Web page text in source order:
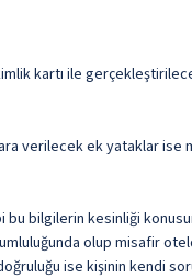
kartı ile
verilecek ek yataklar
bilgilerin kesinliği
olup misafir
ise kişinin kendi